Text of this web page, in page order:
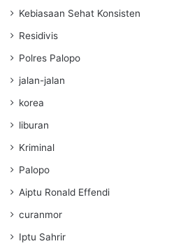
Kebiasaan Sehat Konsisten
Residivis
Polres Palopo
jalan-jalan
korea
liburan
Kriminal
Palopo
Aiptu Ronald Effendi
curanmor
Iptu Sahrir